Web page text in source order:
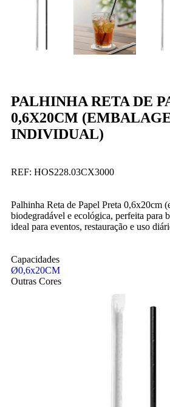
PALHINHA RETA DE
0,6X20CM
INDIVIDUAL)
REF: HOS228.03CX3000
Palhinha Reta de Papel Preta 0,6x20cm
biodegradável e ecológica, perfeita para
ideal para eventos, restauração e uso
Capacidades
Ø0,6x20CM
Outras Cores